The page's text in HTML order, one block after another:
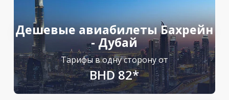
Дешевые авиабилеты Бахрейн
- Дубай
Тарифы в одну сторону от
BHD 82*